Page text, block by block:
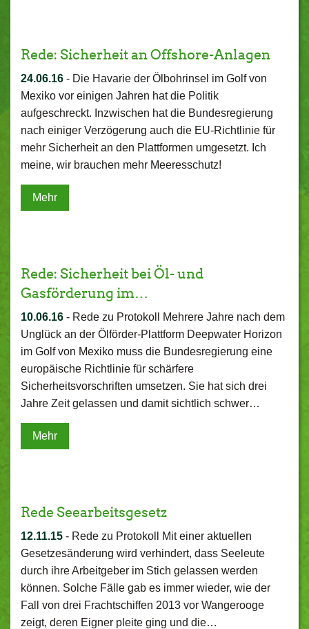
Rede: Sicherheit an Offshore-Anlagen
24.06.16 - Die Havarie der Ölbohrinsel im Golf von
Mexiko vor einigen Jahren hat die Politik
aufgeschreckt. Inzwischen hat die Bundesregierung
nach einiger Verzögerung auch die EU-Richtlinie für
mehr Sicherheit an den Plattformen umgesetzt. Ich
meine, wir brauchen mehr Meeresschutz!
Mehr
Rede: Sicherheit bei Öl- und
Gasförderung im…
10.06.16 - Rede zu Protokoll Mehrere Jahre nach dem
Unglück an der Ölförder-Plattform Deepwater Horizon
im Golf von Mexiko muss die Bundesregierung eine
europäische Richtlinie für schärfere
Sicherheitsvorschriften umsetzen. Sie hat sich drei
Jahre Zeit gelassen und damit sichtlich schwer…
Mehr
Rede Seearbeitsgesetz
12.11.15 - Rede zu Protokoll Mit einer aktuellen
Gesetzesänderung wird verhindert, dass Seeleute
durch ihre Arbeitgeber im Stich gelassen werden
können. Solche Fälle gab es immer wieder, wie der
Fall von drei Frachtschiffen 2013 vor Wangerooge
zeigt, deren Eigner pleite ging und die…